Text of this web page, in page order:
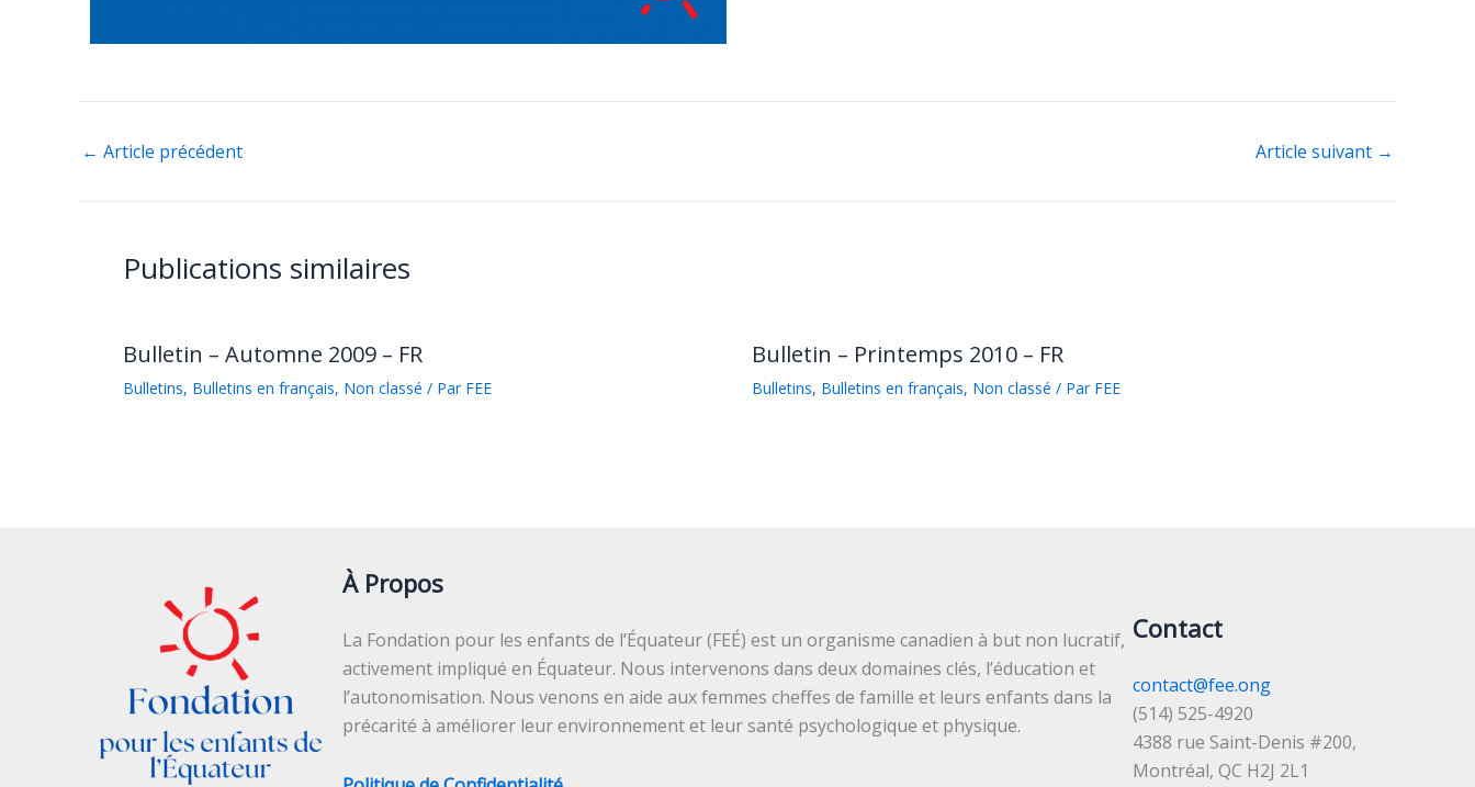
← Article précédent Article suivant →
Publications similaires
Bulletin – Automne 2009 – FR
Bulletins, Bulletins en français, Non classé / Par FEE
Bulletin – Printemps 2010 – FR
Bulletins, Bulletins en français, Non classé / Par FEE
À Propos
La Fondation pour les enfants de l’Équateur (FEÉ) est un organisme canadien à but non lucratif,
activement impliqué en Équateur. Nous intervenons dans deux domaines clés, l’éducation et
l’autonomisation. Nous venons en aide aux femmes cheffes de famille et leurs enfants dans la
précarité à améliorer leur environnement et leur santé psychologique et physique.
Contact
contact@fee.ong
(514) 525-4920
4388 rue Saint-Denis #200,
Montréal, QC H2J 2L1